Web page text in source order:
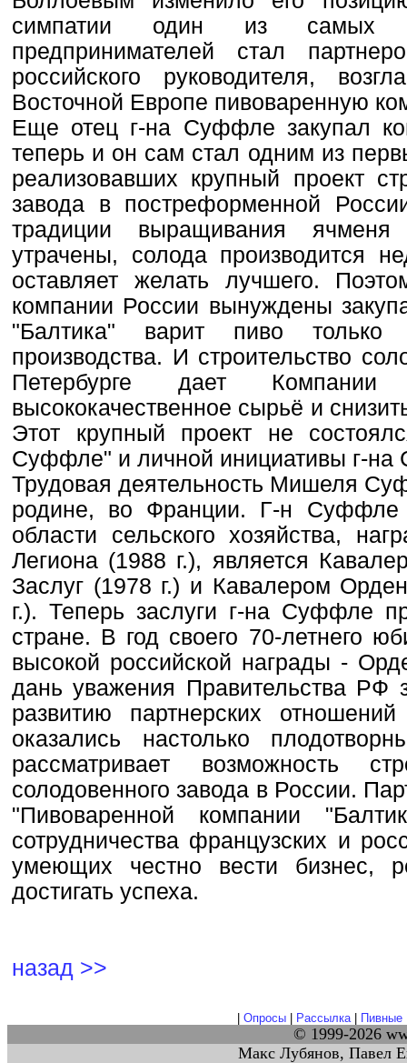
симпатии один из самых
предпринимателей стал
российского руководителя,
Восточной Европе пивоваренную
Еще отец г-на Суффле закупал
теперь и он сам стал одним из
реализовавших крупный проект
завода в постреформенной
традиции выращивания
утрачены, солода производится
оставляет желать лучшего.
компании России вынуждены
"Балтика" варит пиво только
производства. И строительство
Петербурге дает Компании
высококачественное сырьё и
Этот крупный проект не
Суффле" и личной инициативы г-
Трудовая деятельность Мишеля
родине, во Франции. Г-н Суффле
области сельского хозяйства,
Легиона (1988 г.), является
Заслуг (1978 г.) и Кавалером
г.). Теперь заслуги г-на Суффле
стране. В год своего 70-летнего
высокой российской награды -
дань уважения Правительства РФ
развитию партнерских
оказались настолько
рассматривает возможность
солодовенного завода в России.
"Пивоваренной компании
сотрудничества французских и
умеющих честно вести бизнес,
достигать успеха.
назад >>
Опросы| Рассылка| Пивные
© 1999-2026
Макс Лубянов, Павел